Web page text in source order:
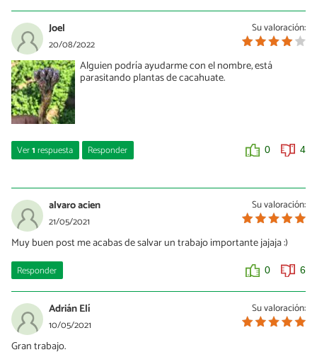
Su valoración:
Joel
20/08/2022
Alguien podría ayudarme con el nombre, está
parasitando plantas de cacahuate.
Ver1respuesta Responder 0 4
30/08/2022
parece un espécimen del genero orobanche
0
Su valoración:
alvaro acien
21/05/2021
Muy buen post me acabas de salvar un trabajo importante jajaja :)
Responder 0 6
Su valoración:
Adrián Elí
10/05/2021
Gran trabajo.